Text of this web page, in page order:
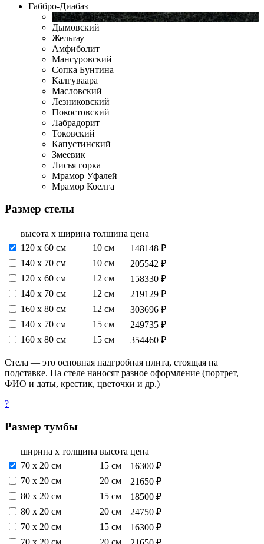
Габбро-Диабаз
Габбро-Диабаз
Дымовский
Жельтау
Амфиболит
Мансуровский
Сопка Бунтина
Калгуваара
Масловский
Лезниковский
Покостовский
Лабрадорит
Токовский
Капустинский
Змеевик
Лисья горка
Мрамор Уфалей
Мрамор Коелга
Размер стелы
высота х ширина толщина цена
120 х 60 см
10 см
148148 ₽
140 х 70 см
10 см
205542 ₽
120 х 60 см
12 см
158330 ₽
140 х 70 см
12 см
219129 ₽
160 х 80 см
12 см
303696 ₽
140 х 70 см
15 см
249735 ₽
160 х 80 см
15 см 354460 ₽
Стела — это основная надгробная плита, стоящая на
подставке. На стеле наносят разное оформление (портрет,
ФИО и даты, крестик, цветочки и др.)
?
Размер тумбы
ширина х толщина высота цена
70 х 20 см
15 см
16300 ₽
70 х 20 см
20 см
21650 ₽
80 х 20 см
15 см
18500 ₽
80 х 20 см
20 см
24750 ₽
70 х 20 см
15 см
16300 ₽
70 х 20 см
20 см